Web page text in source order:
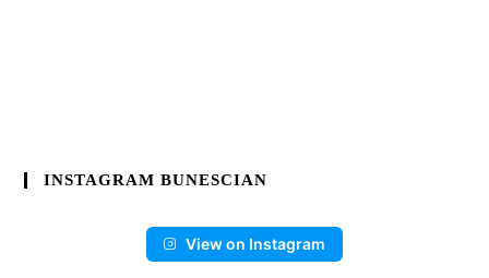
INSTAGRAM BUNESCIAN
View on Instagram